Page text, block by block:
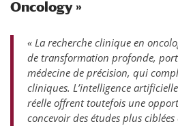
Oncology »
« La recherche clinique en
de transformation profonde,
médecine de précision, qui
cliniques. L’intelligence
réelle offrent toutefois une
concevoir des études plus